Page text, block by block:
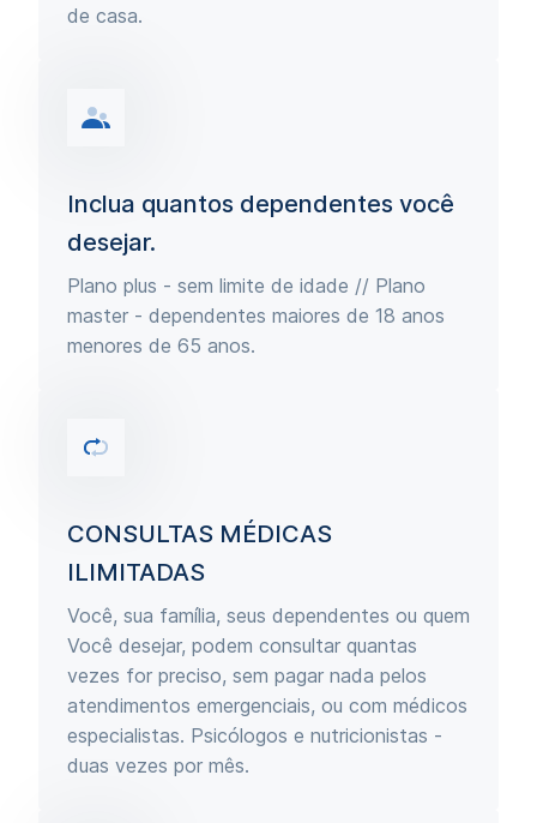
de casa.
Inclua quantos dependentes você
desejar.
Plano plus - sem limite de idade // Plano
master - dependentes maiores de 18 anos
menores de 65 anos.
CONSULTAS MÉDICAS
ILIMITADAS
Você, sua família, seus dependentes ou quem
Você desejar, podem consultar quantas
vezes for preciso, sem pagar nada pelos
atendimentos emergenciais, ou com médicos
especialistas. Psicólogos e nutricionistas -
duas vezes por mês.